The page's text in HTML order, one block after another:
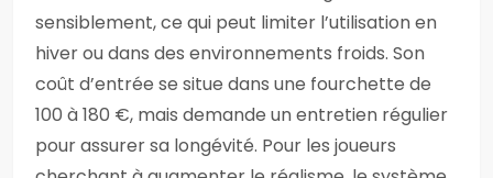
sensiblement, ce qui peut limiter l’utilisation en
hiver ou dans des environnements froids. Son
coût d’entrée se situe dans une fourchette de
100 à 180 €, mais demande un entretien régulier
pour assurer sa longévité. Pour les joueurs